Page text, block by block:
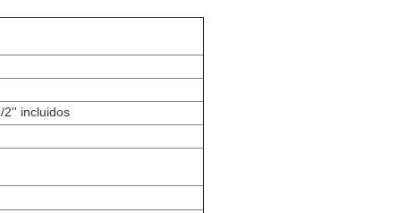
2'' incluidos